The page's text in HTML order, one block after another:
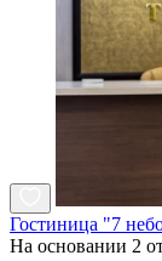
Гостиница "7
На основании 2